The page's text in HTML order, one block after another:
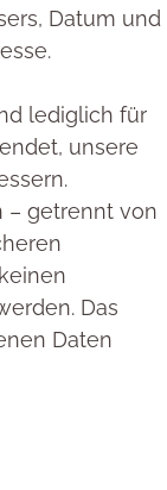
Datum und
lediglich für
unsere
– getrennt von
Das
Daten